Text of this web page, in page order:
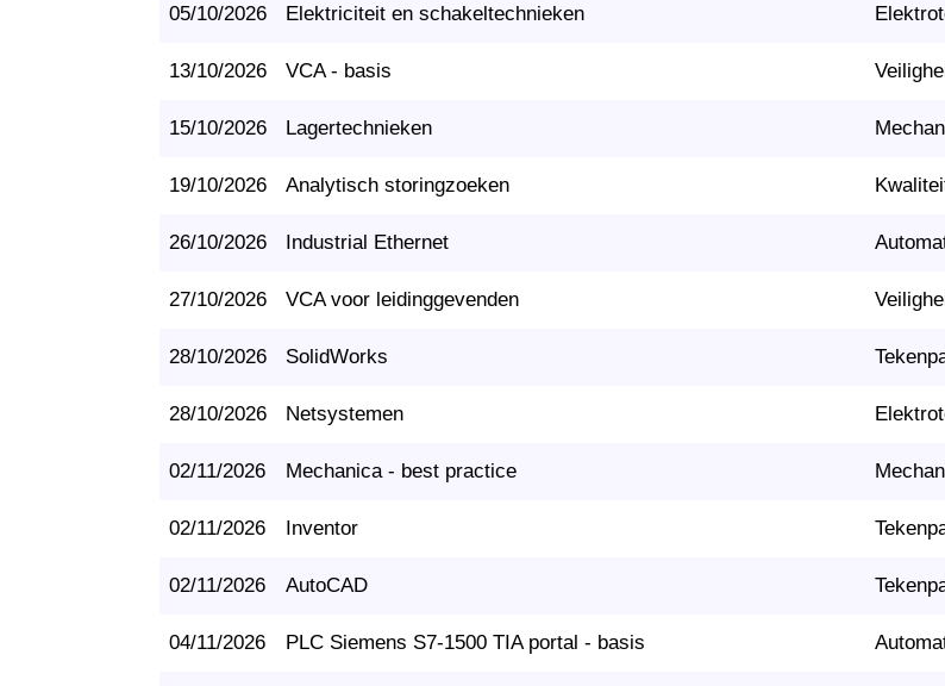
05/10/2026 Elektriciteit en schakeltechnieken
13/10/2026 VCA - basis
15/10/2026 Lagertechnieken
19/10/2026 Analytisch storingzoeken
26/10/2026 Industrial Ethernet
27/10/2026 VCA voor leidinggevenden
28/10/2026 SolidWorks
28/10/2026 Netsystemen
02/11/2026 Mechanica - best practice
02/11/2026 Inventor
02/11/2026 AutoCAD
04/11/2026 PLC Siemens S7-1500 TIA portal - basis